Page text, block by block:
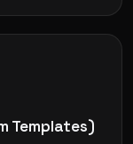
Templates)